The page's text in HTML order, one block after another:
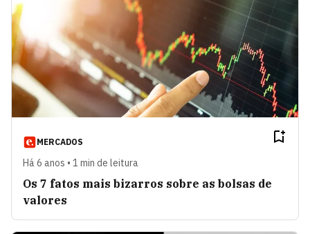
MERCADOS
Há 6 anos • 1 min de leitura
Os 7 fatos mais bizarros sobre as bolsas de
valores